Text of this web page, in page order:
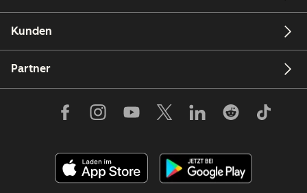
Kunden
Partner